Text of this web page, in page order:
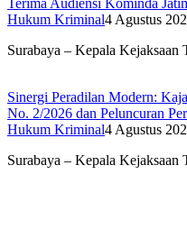
Terima Audiensi Kominda
Hukum Kriminal4 Agustus
Surabaya – Kepala
Sinergi Peradilan Modern:
No. 2/2026 dan Peluncuran
Hukum Kriminal4 Agustus
Surabaya – Kepala